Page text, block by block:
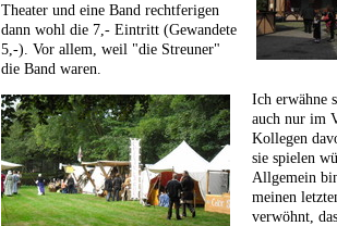
Theater und eine Band rechtferigen
dann wohl die 7,- Eintritt (Gewandete
5,-). Vor allem, weil "die Streuner"
die Band waren.
Ich erwähne
auch nur im
Kollegen
sie spielen
Allgemein
meinen
verwöhnt,